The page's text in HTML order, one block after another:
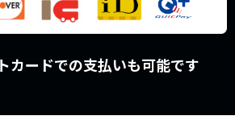
カードでの支払いも可能です